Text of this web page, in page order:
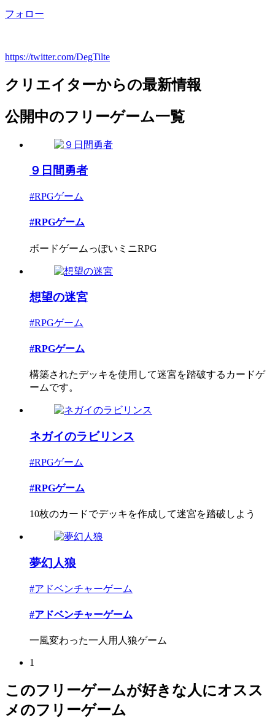
フォロー
https://twitter.com/DegTilte
クリエイターからの最新情報
公開中のフリーゲーム一覧
９日間勇者
#RPGゲーム
#RPGゲーム
ボードゲームっぽいミニRPG
想望の迷宮
#RPGゲーム
#RPGゲーム
構築されたデッキを使用して迷宮を踏破するカードゲ
ームです。
ネガイのラビリンス
#RPGゲーム
#RPGゲーム
10枚のカードでデッキを作成して迷宮を踏破しよう
夢幻人狼
#アドベンチャーゲーム
#アドベンチャーゲーム
一風変わった一人用人狼ゲーム
1
このフリーゲームが好きな人にオスス
メのフリーゲーム